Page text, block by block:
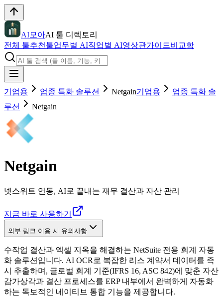
AI모아AI 툴 디렉토리
전체 툴추천툴업무별 AI직업별 AI영상관가이드비교함
기업용 업종 특화 솔루션 Netgain기업용
업종 특화 솔
루션
Netgain
Netgain
넷스위트 연동, AI로 끝내는 재무 결산과 자산 관리
지금 바로 사용하기
외부 링크 이용 시 유의사항
수작업 결산과 엑셀 지옥을 해결하는 NetSuite 전용 회계 자동
화 솔루션입니다. AI OCR로 복잡한 리스 계약서 데이터를 즉
시 추출하며, 글로벌 회계 기준(IFRS 16, ASC 842)에 맞춘 자산
감가상각과 결산 프로세스를 ERP 내부에서 완벽하게 자동화
하는 독보적인 네이티브 통합 기능을 제공합니다.